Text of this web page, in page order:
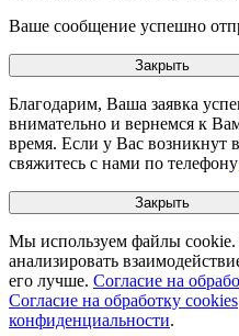
Ваше сообщение успешно
Закрыть
Благодарим, Ваша заявка
внимательно и вернемся к
время. Если у Вас возникнут
свяжитесь с нами по телефону
Закрыть
Мы используем файлы cookie.
анализировать
его лучше. Согласие на
Согласие на обработку cookies
конфиденциальности.